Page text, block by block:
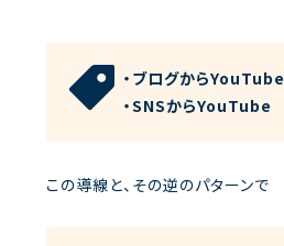
・ブログからYouTube
・SNSからYouTube
この導線と、その逆のパターンで